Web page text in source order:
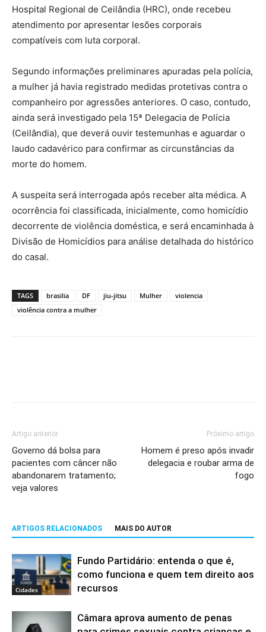
Hospital Regional de Ceilândia (HRC), onde recebeu
atendimento por apresentar lesões corporais
compatíveis com luta corporal.
Segundo informações preliminares apuradas pela polícia,
a mulher já havia registrado medidas protetivas contra o
companheiro por agressões anteriores. O caso, contudo,
ainda será investigado pela 15ª Delegacia de Polícia
(Ceilândia), que deverá ouvir testemunhas e aguardar o
laudo cadavérico para confirmar as circunstâncias da
morte do homem.
A suspeita será interrogada após receber alta médica. A
ocorrência foi classificada, inicialmente, como homicídio
decorrente de violência doméstica, e será encaminhada à
Divisão de Homicídios para análise detalhada do histórico
do casal.
TAGS brasilia DF jiu-jitsu Mulher
violencia
violência contra a mulher
Artigo anterior
Governo dá bolsa para
pacientes com câncer não
abandonarem tratamento;
veja valores
Próximo artigo
Homem é preso após invadir
delegacia e roubar arma de
fogo
ARTIGOS RELACIONADOS MAIS DO AUTOR
Cidades
Fundo Partidário: entenda o que é,
como funciona e quem tem direito aos
recursos
Câmara aprova aumento de penas